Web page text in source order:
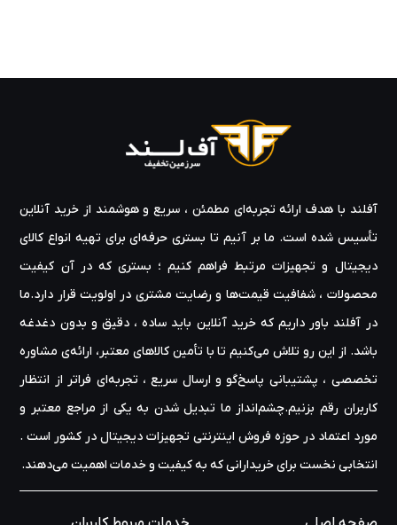
آفلند با هدف ارائه‌ تجربه‌ای مطمئن ، سریع و هوشمند از خرید آنلاین
تأسیس شده است. ما بر آنیم تا بستری حرفه‌ای برای تهیه‌ انواع کالای
دیجیتال و تجهیزات مرتبط فراهم کنیم ؛ بستری که در آن کیفیت
محصولات ، شفافیت قیمت‌ها و رضایت مشتری در اولویت قرار دارد.ما
در آفلند باور داریم که خرید آنلاین باید ساده ، دقیق و بدون دغدغه
باشد. از این رو تلاش می‌کنیم تا با تأمین کالاهای معتبر، ارائه‌ی مشاوره‌
تخصصی ، پشتیبانی پاسخ‌گو و ارسال سریع ، تجربه‌ای فراتر از انتظار
کاربران رقم بزنیم.چشم‌انداز ما تبدیل شدن به یکی از مراجع معتبر و
مورد اعتماد در حوزه‌ فروش اینترنتی تجهیزات دیجیتال در کشور است .
انتخابی نخست برای خریدارانی که به کیفیت و خدمات اهمیت می‌دهند.